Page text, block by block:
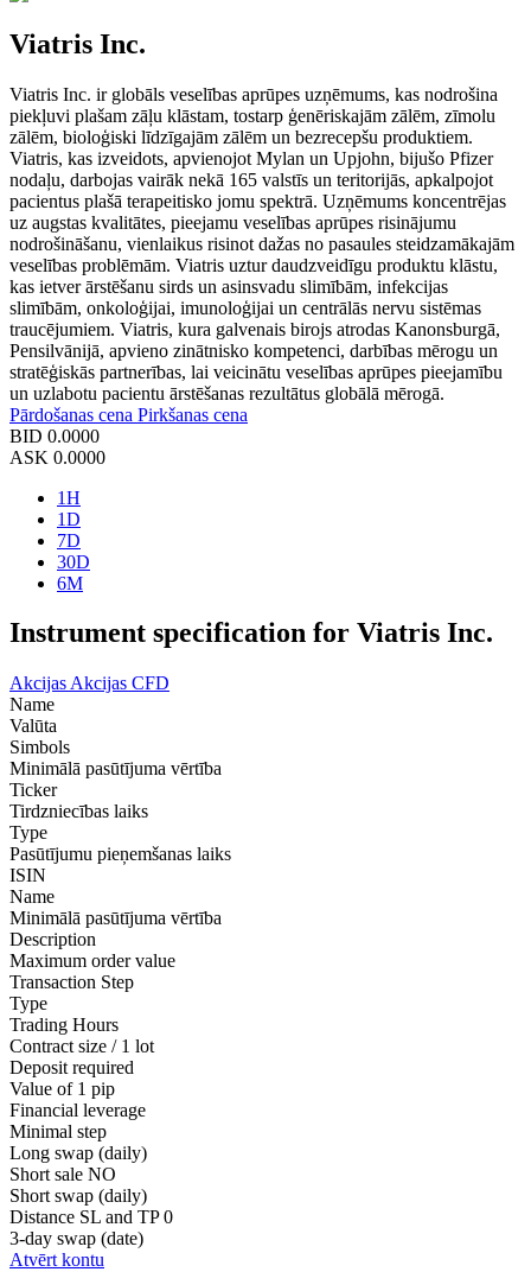
Viatris Inc.
Viatris Inc. ir globāls veselības aprūpes uzņēmums, kas nodrošina
piekļuvi plašam zāļu klāstam, tostarp ģenēriskajām zālēm, zīmolu
zālēm, bioloģiski līdzīgajām zālēm un bezrecepšu produktiem.
Viatris, kas izveidots, apvienojot Mylan un Upjohn, bijušo Pfizer
nodaļu, darbojas vairāk nekā 165 valstīs un teritorijās, apkalpojot
pacientus plašā terapeitisko jomu spektrā. Uzņēmums koncentrējas
uz augstas kvalitātes, pieejamu veselības aprūpes risinājumu
nodrošināšanu, vienlaikus risinot dažas no pasaules steidzamākajām
veselības problēmām. Viatris uztur daudzveidīgu produktu klāstu,
kas ietver ārstēšanu sirds un asinsvadu slimībām, infekcijas
slimībām, onkoloģijai, imunoloģijai un centrālās nervu sistēmas
traucējumiem. Viatris, kura galvenais birojs atrodas Kanonsburgā,
Pensilvānijā, apvieno zinātnisko kompetenci, darbības mērogu un
stratēģiskās partnerības, lai veicinātu veselības aprūpes pieejamību
un uzlabotu pacientu ārstēšanas rezultātus globālā mērogā.
Pārdošanas cena Pirkšanas cena
BID 0.0000
ASK 0.0000
1H
1D
7D
30D
6M
Instrument specification for Viatris Inc.
Akcijas Akcijas CFD
Name
Valūta
Simbols
Minimālā pasūtījuma vērtība
Ticker
Tirdzniecības laiks
Type
Pasūtījumu pieņemšanas laiks
ISIN
Name
Minimālā pasūtījuma vērtība
Description
Maximum order value
Transaction Step
Type
Trading Hours
Contract size / 1 lot
Deposit required
Value of 1 pip
Financial leverage
Minimal step
Long swap (daily)
Short sale NO
Short swap (daily)
Distance SL and TP 0
3-day swap (date)
Atvērt kontu